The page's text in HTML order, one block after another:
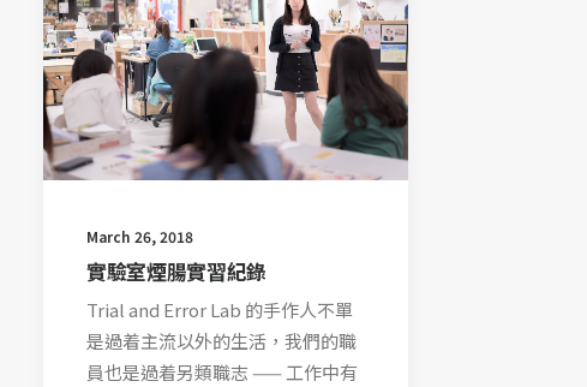
March 26, 2018
實驗室煙腸實習紀錄
Trial and Error Lab 的手作人不單
是過着主流以外的生活，我們的職
員也是過着另類職志 —— 工作中有